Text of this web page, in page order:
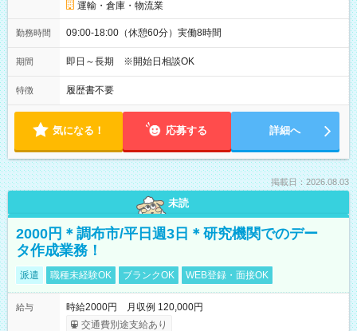
運輸・倉庫・物流業
勤務時間 09:00-18:00（休憩60分）実働8時間
期間 即日～長期 ※開始日相談OK
特徴 履歴書不要
気になる！ 応募する 詳細へ
掲載日：2026.08.03
未読
2000円＊調布市/平日週3日＊研究機関でのデー
タ作成業務！
派遣 職種未経験OK ブランクOK WEB登録・面接OK
給与
時給2000円 月収例 120,000円
交通費別途支給あり